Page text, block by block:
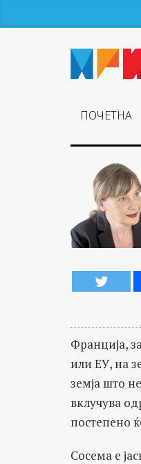
ПОЧЕТНА
Франција,
или ЕУ, на
земја што
вклучува
постепено
Сосема е